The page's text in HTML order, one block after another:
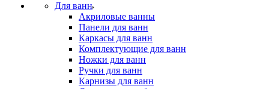
Для ванн
Акриловые ванны
Панели для ванн
Каркасы для ванн
Комплектующие для ванн
Ножки для ванн
Ручки для ванн
Карнизы для ванн